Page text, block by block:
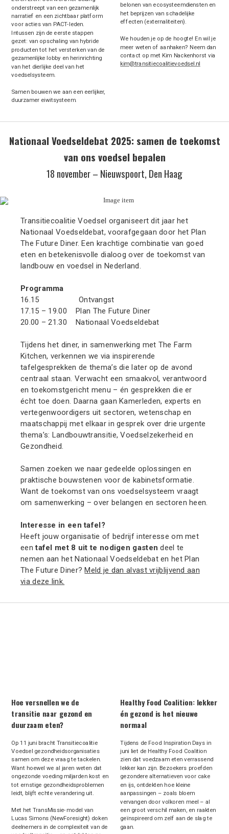
onderstreept van een gezamenlijk
narratief en een zichtbaar platform
voor acties van PACT-leden.
Intussen zijn de eerste stappen
gezet: van opschaling van hybride
producten tot het versterken van de
gezamenlijke lobby en herinrichting
van het dierlijke deel van het
voedselsysteem.
Samen bouwen we aan een eerlijker,
duurzamer eiwitsysteem.
belonen van ecosysteemdiensten en
het beprijzen van schadelijke
effecten (externaliteiten).
We houden je op de hoogte! En wil je
meer weten of aanhaken? Neem dan
contact op met Kim Nackenhorst via
kim@transitiecoalitievoedsel.nl
Nationaal Voedseldebat 2025: samen de toekomst
van ons voedsel bepalen
18 november – Nieuwspoort, Den Haag
Transitiecoalitie Voedsel organiseert dit jaar het
Nationaal Voedseldebat, voorafgegaan door het Plan
The Future Diner. Een krachtige combinatie van goed
eten en betekenisvolle dialoog over de toekomst van
landbouw en voedsel in Nederland.
Programma
16.15 Ontvangst
17.15 – 19.00 Plan The Future Diner
20.00 – 21.30 Nationaal Voedseldebat
Tijdens het diner, in samenwerking met The Farm
Kitchen, verkennen we via inspirerende
tafelgesprekken de thema’s die later op de avond
centraal staan. Verwacht een smaakvol, verantwoord
en toekomstgericht menu – én gesprekken die er
écht toe doen. Daarna gaan Kamerleden, experts en
vertegenwoordigers uit sectoren, wetenschap en
maatschappij met elkaar in gesprek over drie urgente
thema’s: Landbouwtransitie, Voedselzekerheid en
Gezondheid.
Samen zoeken we naar gedeelde oplossingen en
praktische bouwstenen voor de kabinetsformatie.
Want de toekomst van ons voedselsysteem vraagt
om samenwerking – over belangen en sectoren heen.
Interesse in een tafel?
Heeft jouw organisatie of bedrijf interesse om met
een tafel met 8 uit te nodigen gastendeel te
nemen aan het Nationaal Voedseldebat en het Plan
The Future Diner?Meld je dan alvast vrijblijvend aan
via deze link.
Hoe versnellen we de
transitie naar gezond en
duurzaam eten?
Op 11 juni bracht Transitiecoalitie
Voedsel gezondheidsorganisaties
samen om deze vraag te tackelen.
Want hoewel we al jaren weten dat
ongezonde voeding miljarden kost en
tot ernstige gezondheidsproblemen
leidt, blijft echte verandering uit.
Met het TransMissie-model van
Lucas Simons (NewForesight) doken
deelnemers in de complexiteit van de
Healthy Food Coalition: lekker
én gezond is het nieuwe
normaal
Tijdens de Food Inspiration Days in
juni liet de Healthy Food Coalition
zien dat voedzaam eten verrassend
lekker kan zijn. Bezoekers proefden
gezondere alternatieven voor cake
en ijs, ontdekten hoe kleine
aanpassingen – zoals bloem
vervangen door volkoren meel – al
een groot verschil maken, en raakten
geïnspireerd om zelf aan de slag te
gaan.